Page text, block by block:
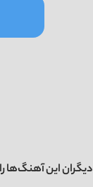
دیگران این آهنگ‌ها